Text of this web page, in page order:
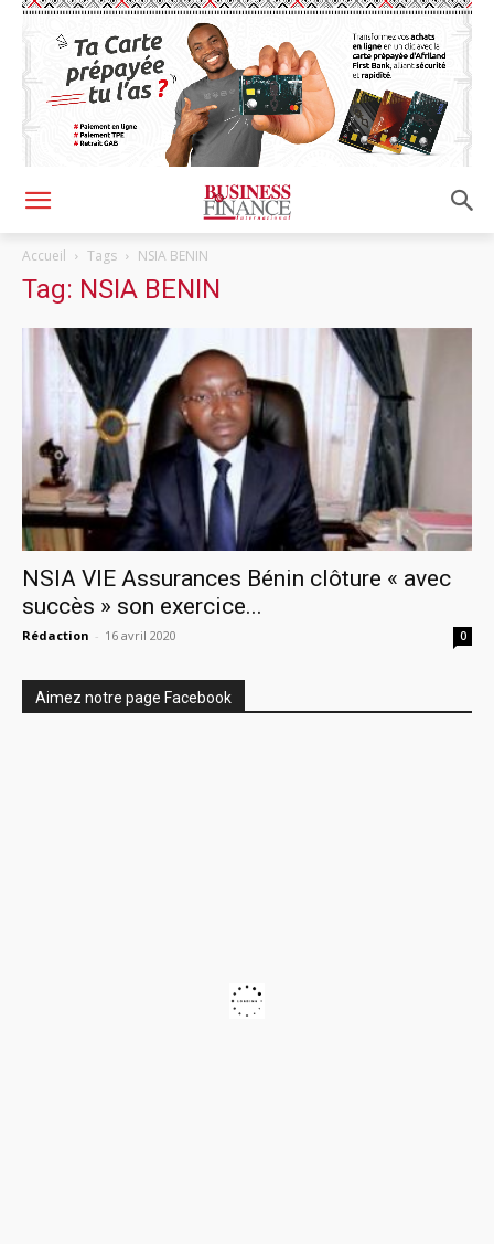
Accueil Tags NSIA BENIN
Tag: NSIA BENIN
NSIA VIE Assurances Bénin clôture « avec
succès » son exercice...
Rédaction - 16 avril 2020 0
Aimez notre page Facebook